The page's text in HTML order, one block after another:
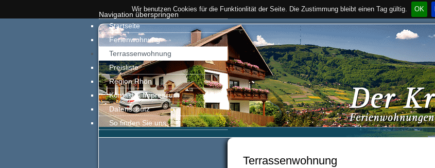
Wir benutzen Cookies für die Funktionlität der Seite. Die Zustimmung bleibt einen Tag gültig. OK
Navigation überspringen
Startseite
Ferienwohnung
Terrassenwohnung
Preisliste
Region Rhön
Kontakt & Impressum
Datenschutz
So finden Sie uns
Terrassenwohnung